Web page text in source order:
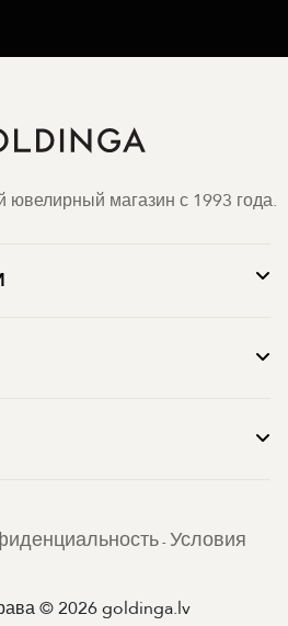
магазин с 1993 года.
- Условия
© 2026 goldinga.lv